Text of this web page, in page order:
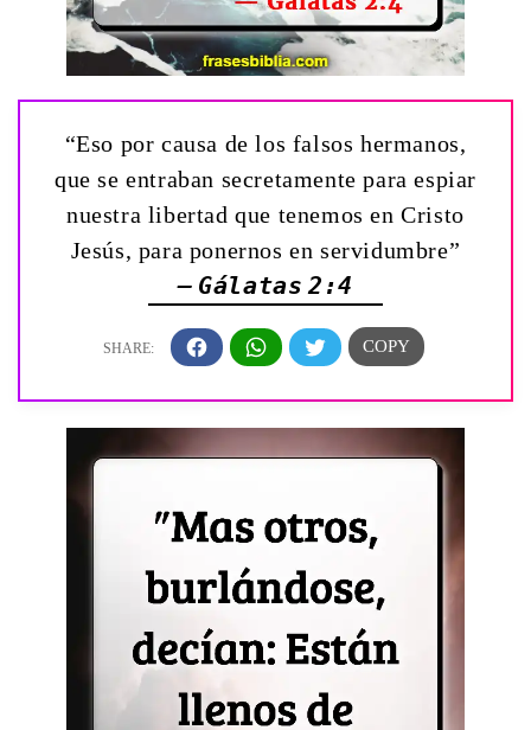
“Eso por causa de los falsos hermanos,
que se entraban secretamente para espiar
nuestra libertad que tenemos en Cristo
Jesús, para ponernos en servidumbre”
— Gálatas 2:4